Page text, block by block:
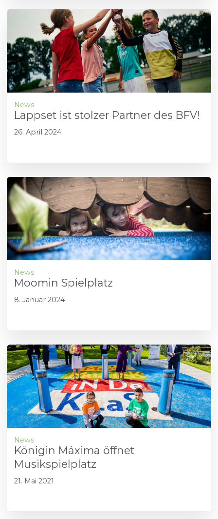
News
Lappset ist stolzer Partner des BFV!
26. April 2024
News
Moomin Spielplatz
8. Januar 2024
News
Königin Máxima öffnet
Musikspielplatz
21. Mai 2021